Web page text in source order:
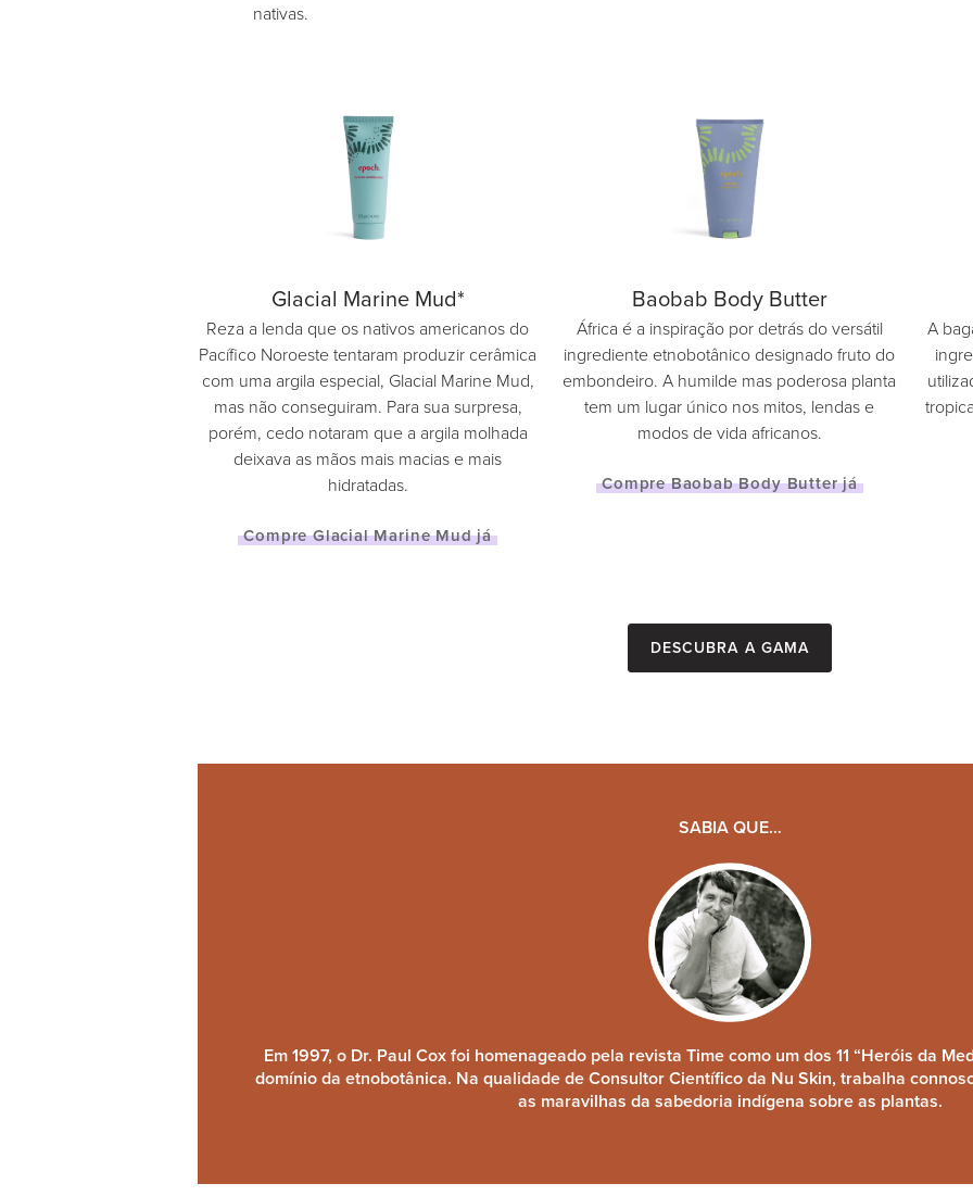
nativas.
Glacial Marine Mud*
Reza a lenda que os nativos americanos do
Pacífico Noroeste tentaram produzir cerâmica
com uma argila especial, Glacial Marine Mud,
mas não conseguiram. Para sua surpresa,
porém, cedo notaram que a argila molhada
deixava as mãos mais macias e mais
hidratadas.
Compre Glacial Marine Mud já
Baobab Body Butter
África é a inspiração por detrás do versátil
ingrediente etnobotânico designado fruto do
embondeiro. A humilde mas poderosa planta
tem um lugar único nos mitos, lendas e
modos de vida africanos.
Compre Baobab Body Butter já
A
Descubra a gama
SABIA QUE…
Em 1997, o Dr. Paul Cox foi homenageado pela revista Time como um dos 11 “Heróis da
domínio da etnobotânica. Na qualidade de Consultor Científico da Nu Skin, trabalha
as maravilhas da sabedoria indígena sobre as plantas.